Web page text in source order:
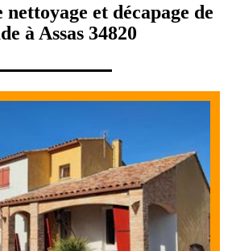
et décapage de
à Assas 34820